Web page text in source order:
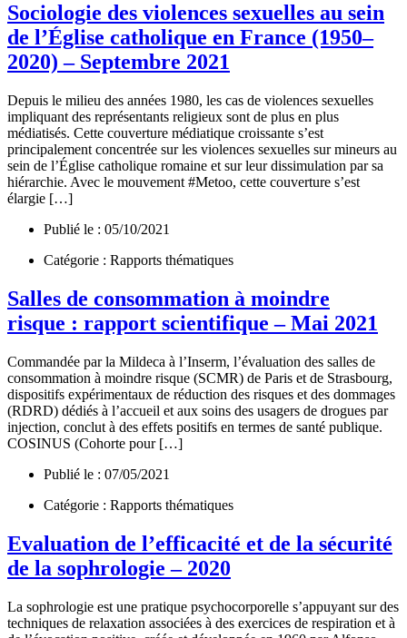
Sociologie des violences sexuelles au sein
de l’Église catholique en France (1950–
2020) – Septembre 2021
Depuis le milieu des années 1980, les cas de violences sexuelles
impliquant des représentants religieux sont de plus en plus
médiatisés. Cette couverture médiatique croissante s’est
principalement concentrée sur les violences sexuelles sur mineurs au
sein de l’Église catholique romaine et sur leur dissimulation par sa
hiérarchie. Avec le mouvement #Metoo, cette couverture s’est
élargie […]
Publié le : 05/10/2021
Catégorie : Rapports thématiques
Salles de consommation à moindre
risque : rapport scientifique – Mai 2021
Commandée par la Mildeca à l’Inserm, l’évaluation des salles de
consommation à moindre risque (SCMR) de Paris et de Strasbourg,
dispositifs expérimentaux de réduction des risques et des dommages
(RDRD) dédiés à l’accueil et aux soins des usagers de drogues par
injection, conclut à des effets positifs en termes de santé publique.
COSINUS (Cohorte pour […]
Publié le : 07/05/2021
Catégorie : Rapports thématiques
Evaluation de l’efficacité et de la sécurité
de la sophrologie – 2020
La sophrologie est une pratique psychocorporelle s’appuyant sur des
techniques de relaxation associées à des exercices de respiration et à